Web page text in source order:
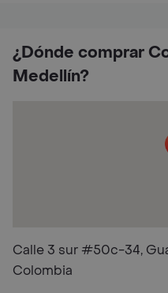
¿Dónde comprar
Medellín?
Calle 3 sur #50c-34,
Colombia